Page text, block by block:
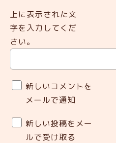
上に表示された文
字を入力してくだ
さい。
新しいコメントを
メールで通知
新しい投稿をメー
ルで受け取る